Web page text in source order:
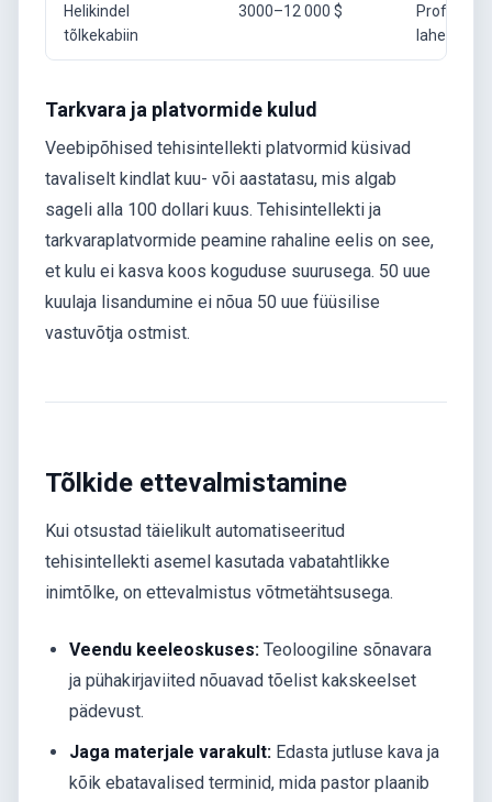
Helikindel
tõlkekabiin
3000–12 000 $
Tarkvara ja platvormide kulud
Veebipõhised tehisintellekti platvormid küsivad
tavaliselt kindlat kuu- või aastatasu, mis algab
sageli alla 100 dollari kuus. Tehisintellekti ja
tarkvaraplatvormide peamine rahaline eelis on see,
et kulu ei kasva koos koguduse suurusega. 50 uue
kuulaja lisandumine ei nõua 50 uue füüsilise
vastuvõtja ostmist.
Tõlkide ettevalmistamine
Kui otsustad täielikult automatiseeritud
tehisintellekti asemel kasutada vabatahtlikke
inimtõlke, on ettevalmistus võtmetähtsusega.
Veendu keeleoskuses: Teoloogiline sõnavara
ja pühakirjaviited nõuavad tõelist kakskeelset
pädevust.
Jaga materjale varakult: Edasta jutluse kava ja
kõik ebatavalised terminid, mida pastor plaanib